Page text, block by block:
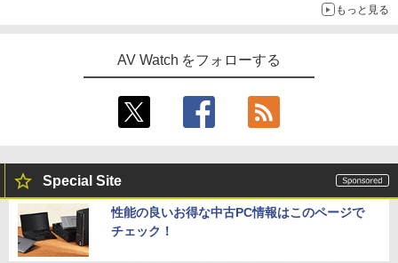
もっと見る
AV Watch をフォローする
Special Site
性能の良いお得な中古PC情報はこのページで
チェック！